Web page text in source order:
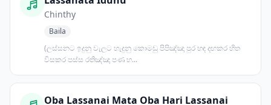
Chinthy
Baila
(ලස්සනට ඉදුනු වැලට හැදුනු කොමඩු පිපිඤ්ඤා පුර හඳ දඟකර හිත
විසකර පස්ස රතිඤ්ඤා පණ හ...
Oba Lassanai Mata Oba Hari Lassanai